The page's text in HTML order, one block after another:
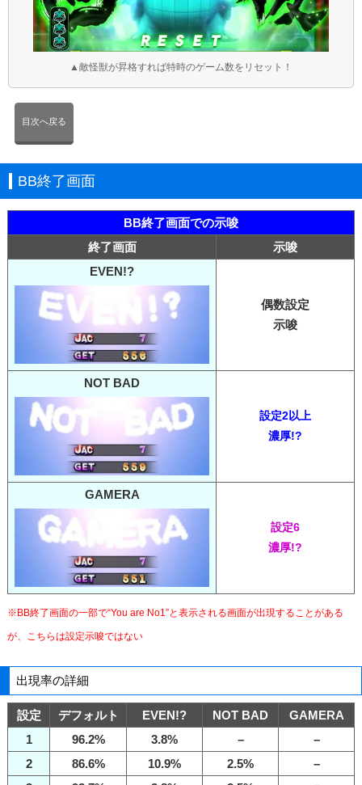
▲敵怪獣が昇格すれば特時のゲーム数をリセット！
目次へ戻る
BB終了画面
BB終了画面での示唆
終了画面
示唆
EVEN!?
偶数設定
示唆
NOT BAD
設定2以上
濃厚!?
GAMERA
設定6
濃厚!?
※BB終了画面の一部で“You are No1”と表示される画面が出現することがある
が、こちらは設定示唆ではない
出現率の詳細
設定 デフォルト EVEN!? NOT BAD
GAMERA
1
96.2% 3.8% –
–
2
86.6% 10.9% 2.5%
–